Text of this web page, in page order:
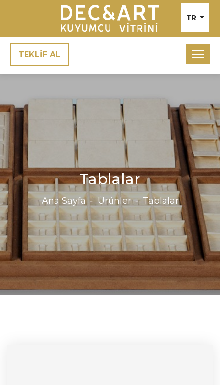
TR
TEKLİF AL
Tablalar
Ana Sayfa Ürünler Tablalar